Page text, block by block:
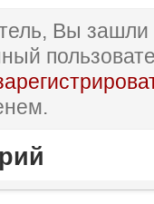
Вы зашли